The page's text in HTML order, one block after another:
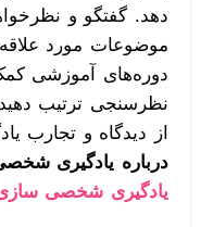
دهد. گفتگو و
موضوعات مورد
دوره‌های آموزشی
نظرسنجی ترتیب
از دیدگاه و تجارب
درباره یادگیری
یادگیری شخصی